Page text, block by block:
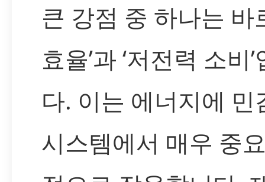
큰 강점 중 하나는 바
효율’과 ‘저전력 소비
다. 이는 에너지에 민
시스템에서 매우 중